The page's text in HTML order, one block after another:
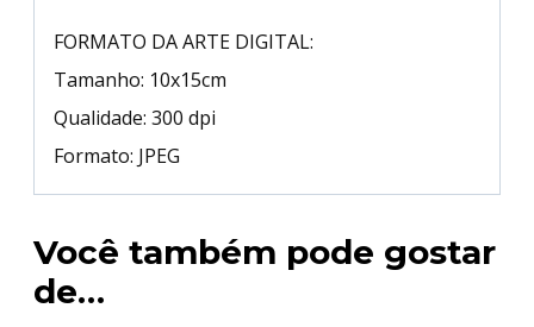
FORMATO DA ARTE DIGITAL:
Tamanho: 10x15cm
Qualidade: 300 dpi
Formato: JPEG
Você também pode gostar
de…